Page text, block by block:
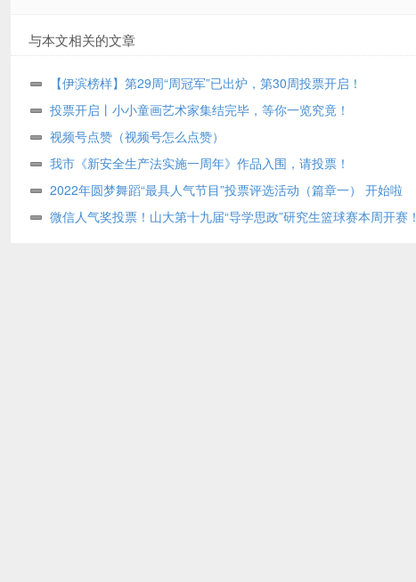
与本文相关的文章
【伊滨榜样】第29周“周冠军”已出炉，第30周投票开启！
投票开启丨小小童画艺术家集结完毕，等你一览究竟！
视频号点赞（视频号怎么点赞）
我市《新安全生产法实施一周年》作品入围，请投票！
2022年圆梦舞蹈“最具人气节目”投票评选活动（篇章一） 开始啦
微信人气奖投票！山大第十九届“导学思政”研究生篮球赛本周开赛！